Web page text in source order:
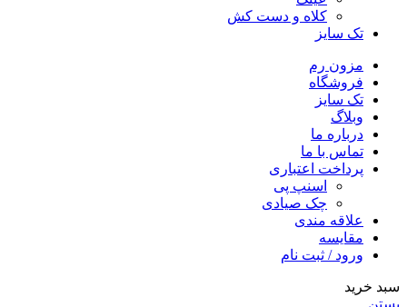
کلاه و دست کش
تک سایز
مزون رم
فروشگاه
تک سایز
وبلاگ
درباره ما
تماس با ما
پرداخت اعتباری
اسنپ پی
چک صیادی
علاقه مندی
مقايسه
ورود / ثبت نام
سبد خرید
بستن